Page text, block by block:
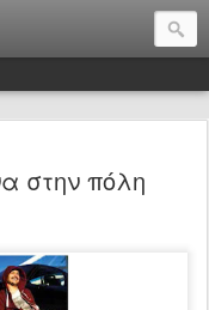
στην πόλη